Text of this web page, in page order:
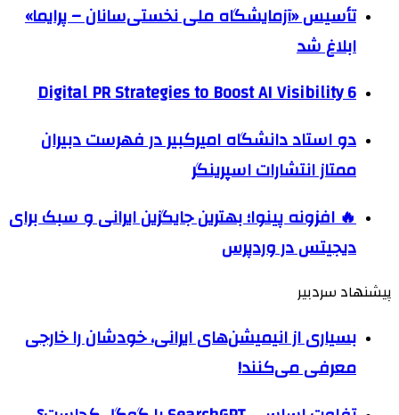
تأسیس «آزمایشگاه ملی نخستی‌سانان – پرایما»
ابلاغ شد
6 Digital PR Strategies to Boost AI Visibility
دو استاد دانشگاه امیرکبیر در فهرست دبیران
ممتاز انتشارات اسپرینگر
🔥 افزونه پینوا؛ بهترین جایگزین ایرانی و سبک برای
دیجیتس در وردپرس
پیشنهاد سردبیر
بسیاری از انیمیشن‌های ایرانی، خودشان را خارجی
معرفی می‌کنند!